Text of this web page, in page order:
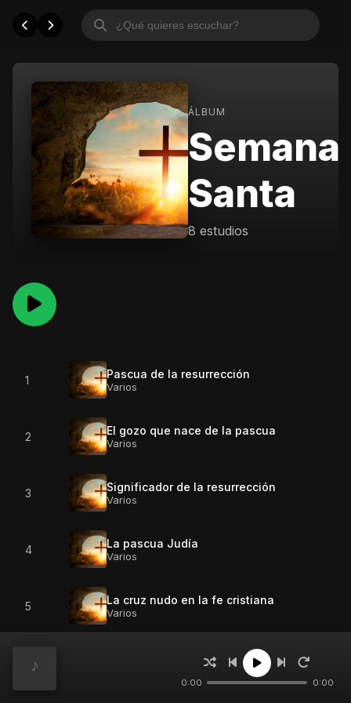
ÁLBUM
Semana
Santa
8 estudios
1 Pascua de la resurrección
Varios
2 El gozo que nace de la pascua
Varios
3 Significador de la resurrección
Varios
4 La pascua Judía
Varios
5 La cruz nudo en la fe cristiana
Varios
0:00 0:00